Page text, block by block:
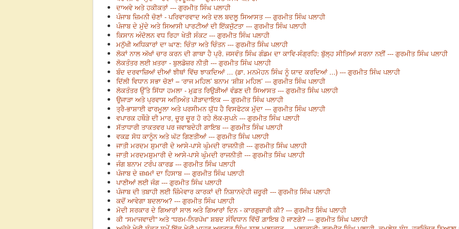
ਦਾਅਵੇ ਅਤੇ ਹਕੀਕਤਾਂ --- ਗੁਰਮੀਤ ਸਿੰਘ ਪਲਾਹੀ
ਪੰਜਾਬ ਜ਼ਿਮਨੀ ਚੋਣਾਂ - ਪਰਿਵਾਰਵਾਦ ਅਤੇ ਦਲ ਬਦਲੂ ਸਿਆਸਤ --- ਗੁਰਮੀਤ ਸਿੰਘ ਪਲਾਹੀ
ਪੰਜਾਬ ਦੇ ਮੁੱਦੇ ਅਤੇ ਸਿਆਸੀ ਪਾਰਟੀਆਂ ਦੀ ਇੱਕਜੁੱਟਤਾ --- ਗੁਰਮੀਤ ਸਿੰਘ ਪਲਾਹੀ
ਕਿਸਾਨ ਅੰਦੋਲਨ ਵਧ ਰਿਹਾ ਖੇਤੀ ਸੰਕਟ --- ਗੁਰਮੀਤ ਸਿੰਘ ਪਲਾਹੀ
ਮਨੁੱਖੀ ਅਧਿਕਾਰਾਂ ਦਾ ਘਾਣ: ਚਿੰਤਾ ਅਤੇ ਚਿੰਤਨ --- ਗੁਰਮੀਤ ਸਿੰਘ ਪਲਾਹੀ
ਲੋਕਾਂ ਨਾਲ ਅੱਖਾਂ ਚਾਰ ਕਰਨ ਦੀ ਗਾਥਾ ਹੈ ਪ੍ਰੋ. ਜਸਵੰਤ ਸਿੰਘ ਗੰਡਮ ਦਾ ਕਾਵਿ-ਸੰਗ੍ਰਹਿ: ਬੁੱਲ੍ਹ ਸੀਤਿਆਂ ਸਰਨਾ ਨਈਂ --- ਗੁਰਮੀਤ ਸਿੰਘ ਪਲਾਹੀ
ਲੋਕਤੰਤਰ ਲਈ ਖ਼ਤਰਾ - ਬੁਲਡੋਜ਼ਰ ਨੀਤੀ --- ਗੁਰਮੀਤ ਸਿੰਘ ਪਲਾਹੀ
ਬੰਦ ਦਰਵਾਜ਼ਿਆਂ ਦੀਆਂ ਝੀਥਾਂ ਵਿੱਚ ਝਾਕਦਿਆਂ ... (ਡਾ. ਮਨਮੋਹਨ ਸਿੰਘ ਨੂੰ ਯਾਦ ਕਰਦਿਆਂ ...) --- ਗੁਰਮੀਤ ਸਿੰਘ ਪਲਾਹੀ
ਦਿੱਲੀ ਵਿਧਾਨ ਸਭਾ ਚੋਣਾਂ – ‘ਰਾਜ ਮਹਿਲ’ ਬਨਾਮ ‘ਸ਼ੀਸ਼ ਮਹਿਲ’ --- ਗੁਰਮੀਤ ਸਿੰਘ ਪਲਾਹੀ
ਲੋਕਤੰਤਰ ਉੱਤੇ ਸਿੱਧਾ ਹਮਲਾ - ਮੁਫ਼ਤ ਰਿਉੜੀਆਂ ਵੰਡਣ ਦੀ ਸਿਆਸਤ --- ਗੁਰਮੀਤ ਸਿੰਘ ਪਲਾਹੀ
ਉਜਾੜਾ ਅਤੇ ਪ੍ਰਵਾਸ ਅਤਿਅੰਤ ਪੀੜਾਦਾਇਕ --- ਗੁਰਮੀਤ ਸਿੰਘ ਪਲਾਹੀ
ਤ੍ਰੈ-ਭਾਸ਼ਾਈ ਫਾਰਮੂਲਾ ਅਤੇ ਪਰਸੀਮਨ ਯੁੱਧ ਹੈ ਵਿਸਫੋਟਕ ਮੁੱਦਾ --- ਗੁਰਮੀਤ ਸਿੰਘ ਪਲਾਹੀ
ਵਪਾਰਕ ਹਥੌੜੇ ਦੀ ਮਾਰ, ਚੂਰ ਚੂਰ ਹੋ ਰਹੇ ਲੋਕ-ਸੁਪਨੇ --- ਗੁਰਮੀਤ ਸਿੰਘ ਪਲਾਹੀ
ਸੱਤਾਧਾਰੀ ਤਾਕਤਵਰ ਪਰ ਜਵਾਬਦੇਹੀ ਗਾਇਬ --- ਗੁਰਮੀਤ ਸਿੰਘ ਪਲਾਹੀ
ਵਕਫ਼ ਸੋਧ ਕਾਨੂੰਨ ਅਤੇ ਘੱਟ ਗਿਣਤੀਆਂ --- ਗੁਰਮੀਤ ਸਿੰਘ ਪਲਾਹੀ
ਜਾਤੀ ਮਰਦਮ ਸ਼ੁਮਾਰੀ ਦੇ ਆਸੇ-ਪਾਸੇ ਘੁੰਮਦੀ ਰਾਜਨੀਤੀ --- ਗੁਰਮੀਤ ਸਿੰਘ ਪਲਾਹੀ
ਜਾਤੀ ਮਰਦਮਸ਼ੁਮਾਰੀ ਦੇ ਆਸੇ-ਪਾਸੇ ਘੁੰਮਦੀ ਰਾਜਨੀਤੀ --- ਗੁਰਮੀਤ ਸਿੰਘ ਪਲਾਹੀ
ਜੰਗ ਬਨਾਮ ਟਰੰਪ ਕਾਰਡ --- ਗੁਰਮੀਤ ਸਿੰਘ ਪਲਾਹੀ
ਪੰਜਾਬ ਦੇ ਜ਼ਖ਼ਮਾਂ ਦਾ ਹਿਸਾਬ --- ਗੁਰਮੀਤ ਸਿੰਘ ਪਲਾਹੀ
ਪਾਣੀਆਂ ਲਈ ਜੰਗ --- ਗੁਰਮੀਤ ਸਿੰਘ ਪਲਾਹੀ
ਪੰਜਾਬ ਦੀ ਤਬਾਹੀ ਲਈ ਜ਼ਿੰਮੇਵਾਰ ਕਾਰਕਾਂ ਦੀ ਨਿਸ਼ਾਨਦੇਹੀ ਜ਼ਰੂਰੀ --- ਗੁਰਮੀਤ ਸਿੰਘ ਪਲਾਹੀ
ਕਦੋਂ ਆਵੇਗਾ ਬਦਲਾਅ? --- ਗੁਰਮੀਤ ਸਿੰਘ ਪਲਾਹੀ
ਮੋਦੀ ਸਰਕਾਰ ਦੇ ਗਿਆਰਾਂ ਸਾਲ ਅਤੇ ਗਿਆਰਾਂ ਦਿਨ - ਕਾਰਗੁਜ਼ਾਰੀ ਕੀ? --- ਗੁਰਮੀਤ ਸਿੰਘ ਪਲਾਹੀ
ਕੀ “ਸਮਾਜਵਾਦੀ” ਅਤੇ “ਧਰਮ-ਨਿਰਪੱਖ” ਸ਼ਬਦ ਸੰਵਿਧਾਨ ਵਿੱਚੋਂ ਗ਼ਾਇਬ ਹੋ ਜਾਣਗੇ? --- ਗੁਰਮੀਤ ਸਿੰਘ ਪਲਾਹੀ